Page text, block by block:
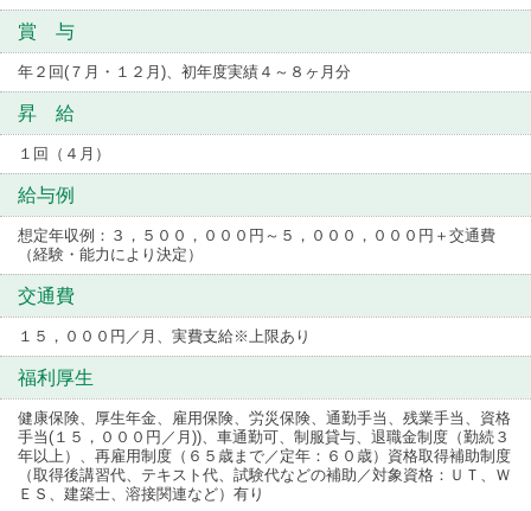
賞 与
年２回(７月・１２月)、初年度実績４～８ヶ月分
昇 給
１回（４月）
給与例
想定年収例：３，５００，０００円～５，０００，０００円＋交通費
（経験・能力により決定）
交通費
１５，０００円／月、実費支給※上限あり
福利厚生
健康保険、厚生年金、雇用保険、労災保険、通勤手当、残業手当、資格
手当(１５，０００円／月))、車通勤可、制服貸与、退職金制度（勤続３
年以上）、再雇用制度（６５歳まで／定年：６０歳）資格取得補助制度
（取得後講習代、テキスト代、試験代などの補助／対象資格：ＵＴ、Ｗ
ＥＳ、建築士、溶接関連など）有り